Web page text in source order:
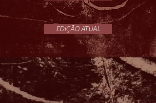
EDIÇÃO ATUAL